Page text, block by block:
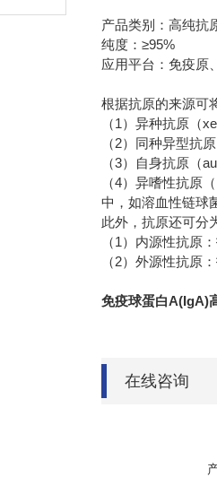
产品类别：高纯抗
纯度：≥95%
应用平台：免疫原
根据抗原的来源可
（1）异种抗原（
（2）同种异型抗
（3）自身抗原（
（4）异嗜性抗原
中，如溶血性链球
此外，抗原还可分
（1）内源性抗原
（2）外源性抗原
免疫球蛋白A(IgA)
在线咨询